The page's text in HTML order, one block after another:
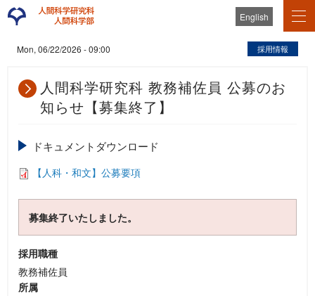
English
Mon, 06/22/2026 - 09:00 採用情報
人間科学研究科 教務補佐員 公募のお
知らせ【募集終了】
ドキュメントダウンロード
【人科・和文】公募要項
募集終了いたしました。
採用職種
教務補佐員
所属